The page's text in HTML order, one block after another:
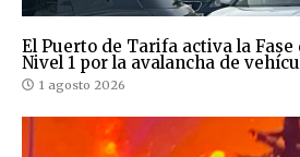
El Puerto de Tarifa activa la
Nivel 1 por la avalancha de
1 agosto 2026